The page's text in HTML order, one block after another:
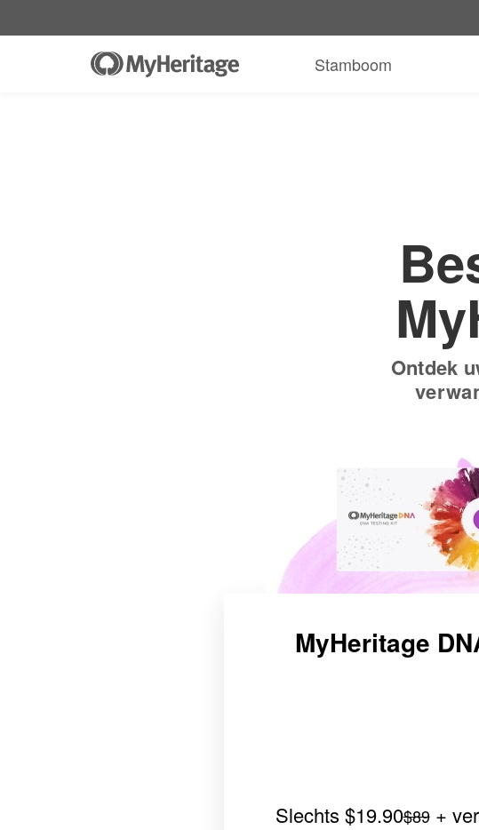
Stamboom
MyHeritage DNA-kit + 30 dagen gratis
Slechts$19.90*$89+ GRATIS verzending
Ontdek
MyHeritage
Slechts $19.90$89+